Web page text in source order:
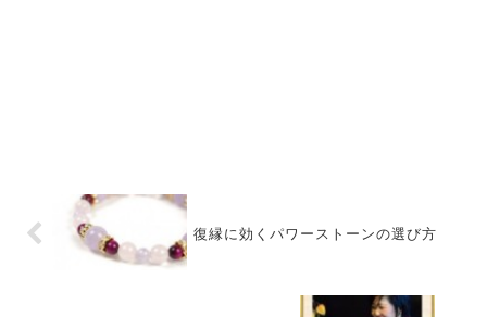
復縁に効くパワーストーンの選び方